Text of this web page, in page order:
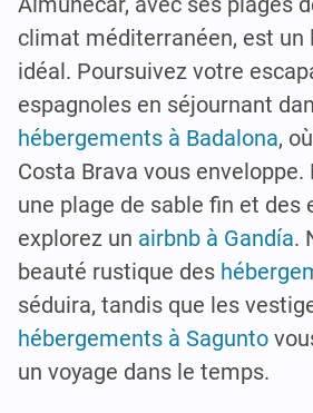
climat méditerranéen, est un
idéal. Poursuivez votre
espagnoles en séjournant
hébergements à Badalona,
Costa Brava vous
une plage de sable fin et des
explorez un airbnb à Gandía.
beauté rustique des
séduira, tandis que les
hébergements à Sagunto
un voyage dans le temps.